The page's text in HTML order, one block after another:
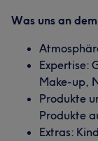
Was uns an
Expertise:
Make-up,
Produkte
Produkte
Extras: